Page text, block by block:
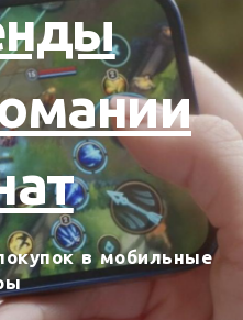
в мобильные